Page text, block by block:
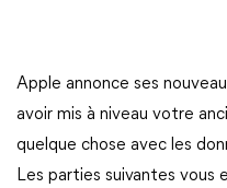
Apple annonce ses
avoir mis à niveau votre
quelque chose avec les
Les parties suivantes vous